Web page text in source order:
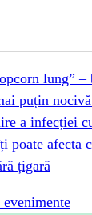
lung”
puțin
a infecției
poate afecta
țigară